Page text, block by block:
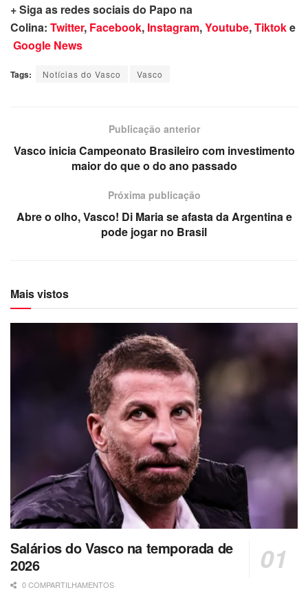
+ Siga as redes sociais do Papo na
Colina: Twitter, Facebook, Instagram,Youtube,Tiktoke
Google News
Tags: Notícias do Vasco Vasco
Publicação anterior
Vasco inicia Campeonato Brasileiro com investimento
maior do que o do ano passado
Próxima publicação
Abre o olho, Vasco! Di Maria se afasta da Argentina e
pode jogar no Brasil
Mais vistos
Salários do Vasco na temporada de
2026
0 COMPARTILHAMENTOS